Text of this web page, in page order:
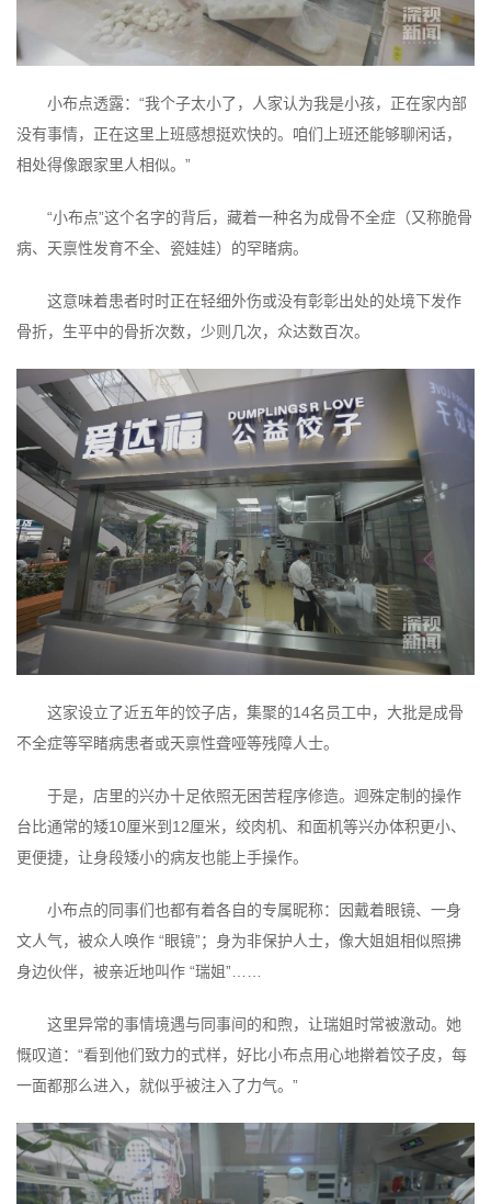
小布点透露：“我个子太小了，人家认为我是小孩，正在家内部
没有事情，正在这里上班感想挺欢快的。咱们上班还能够聊闲话，
相处得像跟家里人相似。”
“小布点”这个名字的背后，藏着一种名为成骨不全症（又称脆骨
病、天禀性发育不全、瓷娃娃）的罕睹病。
这意味着患者时时正在轻细外伤或没有彰彰出处的处境下发作
骨折，生平中的骨折次数，少则几次，众达数百次。
这家设立了近五年的饺子店，集聚的14名员工中，大批是成骨
不全症等罕睹病患者或天禀性聋哑等残障人士。
于是，店里的兴办十足依照无困苦程序修造。迥殊定制的操作
台比通常的矮10厘米到12厘米，绞肉机、和面机等兴办体积更小、
更便捷，让身段矮小的病友也能上手操作。
小布点的同事们也都有着各自的专属昵称：因戴着眼镜、一身
文人气，被众人唤作 “眼镜”；身为非保护人士，像大姐姐相似照拂
身边伙伴，被亲近地叫作 “瑞姐”……
这里异常的事情境遇与同事间的和煦，让瑞姐时常被激动。她
慨叹道：“看到他们致力的式样，好比小布点用心地擀着饺子皮，每
一面都那么进入，就似乎被注入了力气。”